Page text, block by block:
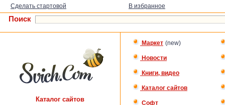
Сделать стартовой В избранное
Поиск
Каталог сайтов
Маркет (new)
Новости
Книги, видео
Каталог сайтов
Софт